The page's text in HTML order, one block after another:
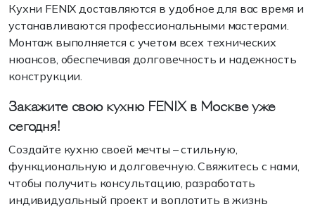
Кухни FENIX доставляются в удобное для вас время и
устанавливаются профессиональными мастерами.
Монтаж выполняется с учетом всех технических
нюансов, обеспечивая долговечность и надежность
конструкции.
Закажите свою кухню FENIX в Москве уже
сегодня!
Создайте кухню своей мечты – стильную,
функциональную и долговечную. Свяжитесь с нами,
чтобы получить консультацию, разработать
индивидуальный проект и воплотить в жизнь